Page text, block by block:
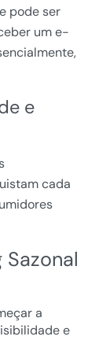
pode ser
um e-
e
cada
a
e